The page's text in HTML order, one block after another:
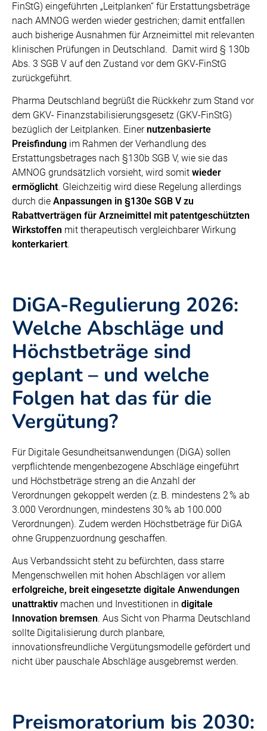
FinStG) eingeführten „Leitplanken“ für Erstattungsbeträge
nach AMNOG werden wieder gestrichen; damit entfallen
auch bisherige Ausnahmen für Arzneimittel mit relevanten
klinischen Prüfungen in Deutschland. Damit wird § 130b
Abs. 3 SGB V auf den Zustand vor dem GKV-FinStG
zurückgeführt.
Pharma Deutschland begrüßt die Rückkehr zum Stand vor
dem GKV- Finanzstabilisierungsgesetz (GKV-FinStG)
bezüglich der Leitplanken. Einernutzenbasierte
Preisfindung im Rahmen der Verhandlung des
Erstattungsbetrages nach §130b SGB V, wie sie das
AMNOG grundsätzlich vorsieht, wird somit wieder
ermöglicht. Gleichzeitig wird diese Regelung allerdings
durch die Anpassungen in §130e SGB V zu
Rabattverträgen für Arzneimittel mit patentgeschützten
Wirkstoffen mit therapeutisch vergleichbarer Wirkung
konterkariert.
DiGA-Regulierung 2026:
Welche Abschläge und
Höchstbeträge sind
geplant – und welche
Folgen hat das für die
Vergütung?
Für Digitale Gesundheitsanwendungen (DiGA) sollen
verpflichtende mengenbezogene Abschläge eingeführt
und Höchstbeträge streng an die Anzahl der
Verordnungen gekoppelt werden (z. B. mindestens 2 % ab
3.000 Verordnungen, mindestens 30 % ab 100.000
Verordnungen). Zudem werden Höchstbeträge für DiGA
ohne Gruppenzuordnung geschaffen.
Aus Verbandssicht steht zu befürchten, dass starre
Mengenschwellen mit hohen Abschlägen vor allem
erfolgreiche, breit eingesetzte digitale Anwendungen
unattraktiv machen und Investitionen in digitale
Innovation bremsen. Aus Sicht von Pharma Deutschland
sollte Digitalisierung durch planbare,
innovationsfreundliche Vergütungsmodelle gefördert und
nicht über pauschale Abschläge ausgebremst werden.
Preismoratorium bis 2030: